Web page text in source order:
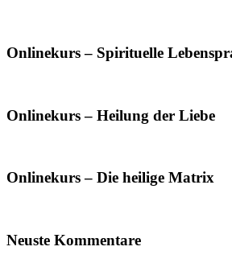
Onlinekurs – Spirituelle
Onlinekurs – Heilung der Liebe
Onlinekurs – Die heilige Matrix
Neuste Kommentare